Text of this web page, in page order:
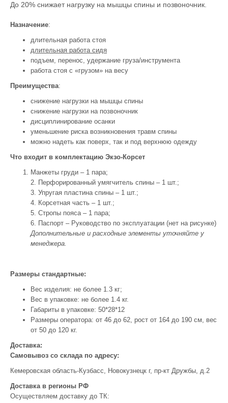
До 20% снижает нагрузку на мышцы спины и позвоночник.
Назначение:
длительная работа стоя
длительная работа сидя
подъем, перенос, удержание груза/инструмента
работа стоя с «грузом» на весу
Преимущества:
снижение нагрузки на мышцы спины
снижение нагрузки на позвоночник
дисциплинирование осанки
уменьшение риска возникновения травм спины
можно надеть как поверх, так и под верхнюю одежду
Что входит в комплектацию Экзо-Корсет
Манжеты груди – 1 пара;
2. Перфорированный умягчитель спины – 1 шт.;
3. Упругая пластина спины – 1 шт.;
4. Корсетная часть – 1 шт.;
5. Стропы пояса – 1 пара;
6. Паспорт – Руководство по эксплуатации (нет на рисунке)
Дополнительные и расходные элементы уточняйте у
менеджера.
Размеры стандартные:
Вес изделия: не более 1.3 кг;
Вес в упаковке: не более 1.4 кг.
Габариты в упаковке: 50*28*12
Размеры оператора: от 46 до 62, рост от 164 до 190 см, вес
от 50 до 120 кг.
Доставка:
Самовывоз со склада по адресу:
Кемеровская область-Кузбасс, Новокузнецк г, пр-кт Дружбы, д.2
Доставка в регионы РФ
Осуществляем доставку до ТК: